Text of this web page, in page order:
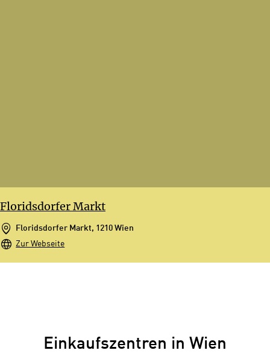
Floridsdorfer Markt
Floridsdorfer Markt, 1210 Wien
Zur Webseite
Einkaufszentren in Wien